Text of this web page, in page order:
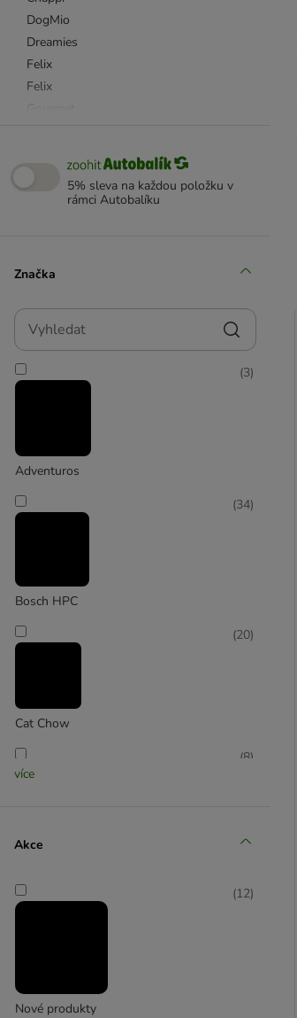
DogMio
Dreamies
Felix
Felix
Pedigree
Purina Cat Chow
Purina Dog Chow
RINTI
5% sleva na každou položku v
rámci Autobalíku
Značka
Vyhledat
Adventuros
(3)
Bosch HPC
(34)
Cat Chow
(20)
(8)
více
Akce
Nové produkty
(12)